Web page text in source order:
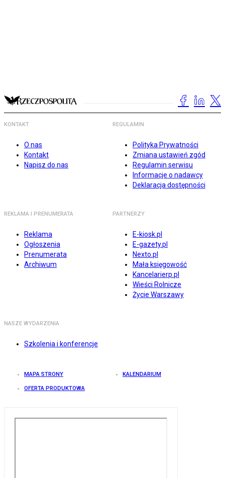
KONTAKT
O nas
Kontakt
Napisz do nas
REGULAMIN
Polityka Prywatności
Zmiana ustawień zgód
Regulamin serwisu
Informacje o nadawcy
Deklaracja dostępności
REKLAMA I PRENUMERATA
Reklama
Ogłoszenia
Prenumerata
Archiwum
PARTNERZY
E-kiosk.pl
E-gazety.pl
Nexto.pl
Mała księgowość
Kancelarierp.pl
Wieści Rolnicze
Życie Warszawy
NASZE WYDARZENIA
Szkolenia i konferencje
MAPA STRONY KALENDARIUM
OFERTA PRODUKTOWA